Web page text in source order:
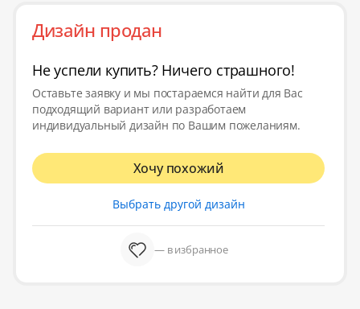
Дизайн продан
Не успели купить? Ничего страшного!
Оставьте заявку и мы постараемся найти для Вас
подходящий вариант или разработаем
индивидуальный дизайн по Вашим пожеланиям.
Хочу похожий
Выбрать другой дизайн
— в избранное